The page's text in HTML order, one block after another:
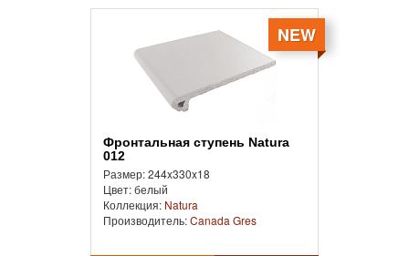
NEW
Фронтальная ступень Natura
012
Размер: 244x330x18
Цвет: белый
Коллекция: Natura
Производитель:Canada Gres